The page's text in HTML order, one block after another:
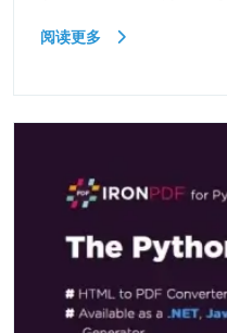
阅读更多